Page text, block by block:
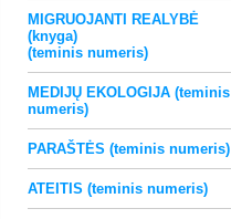
MIGRUOJANTI REALYBĖ
(knyga)
(teminis numeris)
MEDIJŲ EKOLOGIJA (teminis
numeris)
PARAŠTĖS (teminis numeris)
ATEITIS (teminis numeris)